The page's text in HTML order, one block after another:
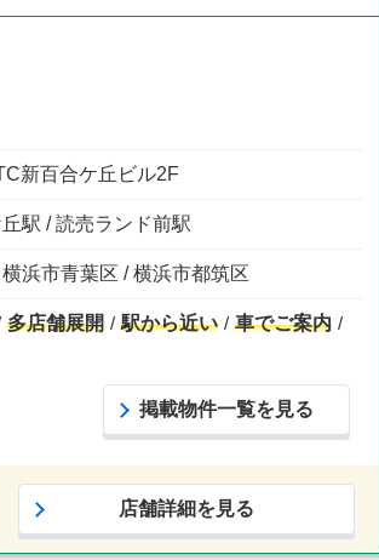
新百合ケ丘ビル2F
駅 / 読売ランド前駅
浜市青葉区 / 横浜市都筑区
多店舗展開 駅から近い
車でご案内
掲載物件一覧を見る
店舗詳細を見る